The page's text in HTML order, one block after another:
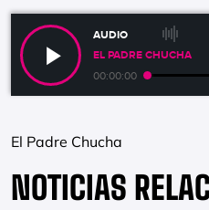
AUDIO
EL PADRE CHUCHA
00:00:00
El Padre Chucha
NOTICIAS